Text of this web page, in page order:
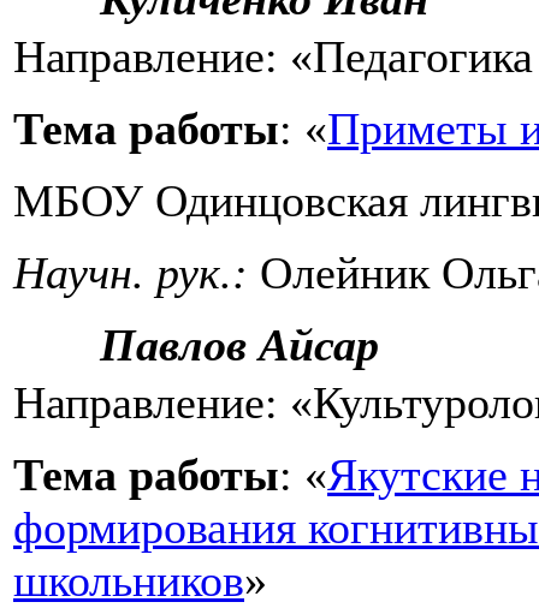
Направление:
Тема работы: «Приметы
МБОУ Одинцовская
Научн. рук.: Олейник
Павлов Айсар
Направление:
Тема работы: «Якутские
формирования
школьников»